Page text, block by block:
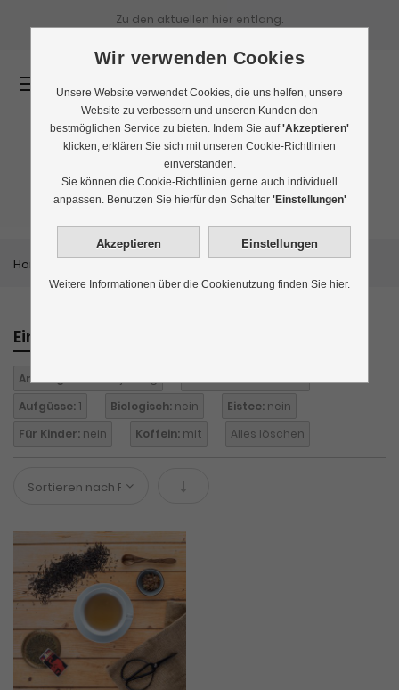
Zu den aktuellen hier entlang.
Rauchtee
Home
Einkaufen nach
Anbaugebiet:
Aufgüsse: 1 Biologisch: nein Eistee: nein
Für Kinder: nein Koffein: mit Alles löschen
In absteigender Reihenfolge
Wir verwenden Cookies
Unsere Website verwendet Cookies, die uns helfen, unsere
Website zu verbessern und unseren Kunden den
bestmöglichen Service zu bieten. Indem Sie auf'Akzeptieren'
klicken, erklären Sie sich mit unseren Cookie-Richtlinien
einverstanden.
Sie können die Cookie-Richtlinien gerne auch individuell
anpassen. Benutzen Sie hierfür den Schalter 'Einstellungen'
Weitere Informationen über die Cookienutzung finden Sie hier.